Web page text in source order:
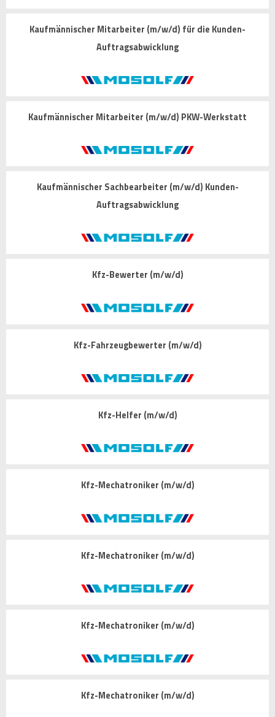
Kaufmännischer Mitarbeiter (m/w/d) für die Kunden-
Auftragsabwicklung
Kaufmännischer Mitarbeiter (m/w/d) PKW-Werkstatt
Kaufmännischer Sachbearbeiter (m/w/d) Kunden-
Auftragsabwicklung
Kfz-Bewerter (m/w/d)
Kfz-Fahrzeugbewerter (m/w/d)
Kfz-Helfer (m/w/d)
Kfz-Mechatroniker (m/w/d)
Kfz-Mechatroniker (m/w/d)
Kfz-Mechatroniker (m/w/d)
Kfz-Mechatroniker (m/w/d)